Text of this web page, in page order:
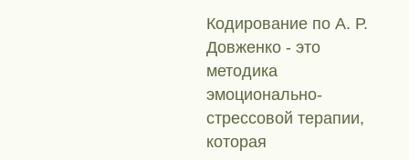
Кодирование по А. Р.
Довженко - это
методика
эмоционально-
стрессовой терапии,
которая